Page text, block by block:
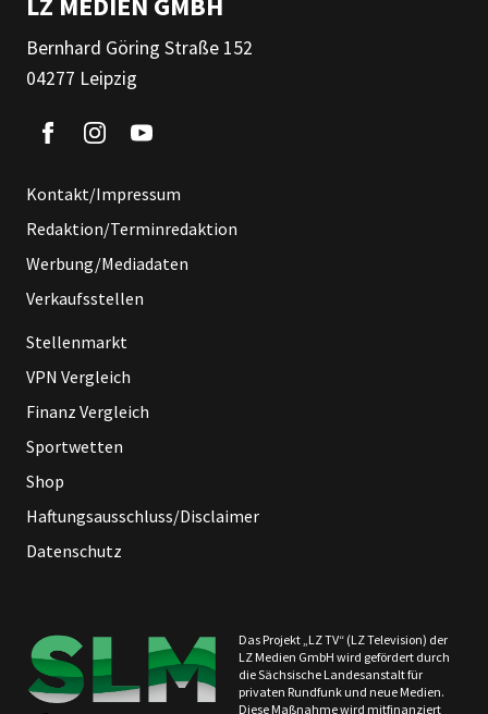
Bernhard Göring Straße 152
04277 Leipzig
Kontakt/Impressum
Redaktion/Terminredaktion
Werbung/Mediadaten
Verkaufsstellen
Stellenmarkt
VPN Vergleich
Finanz Vergleich
Sportwetten
Shop
Haftungsausschluss/Disclaimer
Datenschutz
Das Projekt „LZ TV“ (LZ Television) der
LZ Medien GmbH wird gefördert durch
die Sächsische Landesanstalt für
privaten Rundfunk und neue Medien.
Diese Maßnahme wird mitfinanziert